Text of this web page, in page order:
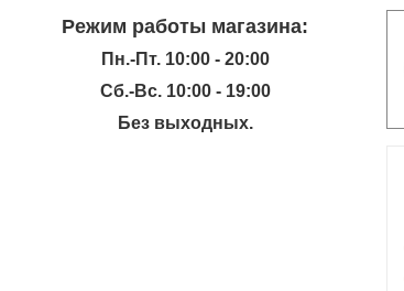
Режим работы магазина:
Пн.-Пт. 10:00 - 20:00
Сб.-Вс. 10:00 - 19:00
Без выходных.